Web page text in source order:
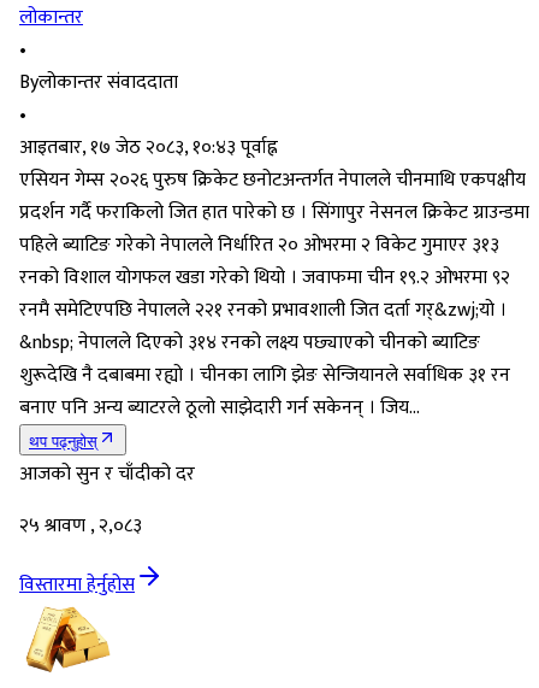
लोकान्तर
•
Byलोकान्तर संवाददाता
•
आइतबार, १७ जेठ २०८३, १०:४३ पूर्वाह्न
एसियन गेम्स २०२६ पुरुष क्रिकेट छनोटअन्तर्गत नेपालले चीनमाथि एकपक्षीय
प्रदर्शन गर्दै फराकिलो जित हात पारेको छ । सिंगापुर नेसनल क्रिकेट ग्राउन्डमा
पहिले ब्याटिङ गरेको नेपालले निर्धारित २० ओभरमा २ विकेट गुमाएर ३१३
रनको विशाल योगफल खडा गरेको थियो । जवाफमा चीन १९.२ ओभरमा ९२
रनमै समेटिएपछि नेपालले २२१ रनको प्रभावशाली जित दर्ता गर्&zwj;यो ।
&nbsp; नेपालले दिएको ३१४ रनको लक्ष्य पछ्याएको चीनको ब्याटिङ
शुरूदेखि नै दबाबमा रह्यो । चीनका लागि झेङ सेन्जियानले सर्वाधिक ३१ रन
बनाए पनि अन्य ब्याटरले ठूलो साझेदारी गर्न सकेनन् । जिय...
थप पढ्नुहोस्
आजको सुन र चाँदीको दर
२५ श्रावण , २,०८३
विस्तारमा हेर्नुहोस